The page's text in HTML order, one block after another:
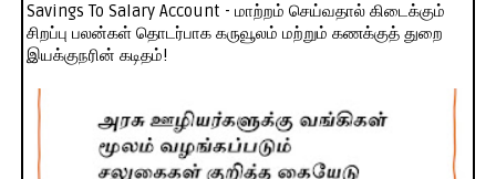
Savings To Salary Account - மாற்றம் செய்வதால் கிடைக்கும்
சிறப்பு பலன்கள் தொடர்பாக கருவூலம் மற்றும் கணக்குத் துறை
இயக்குநரின் கடிதம்!